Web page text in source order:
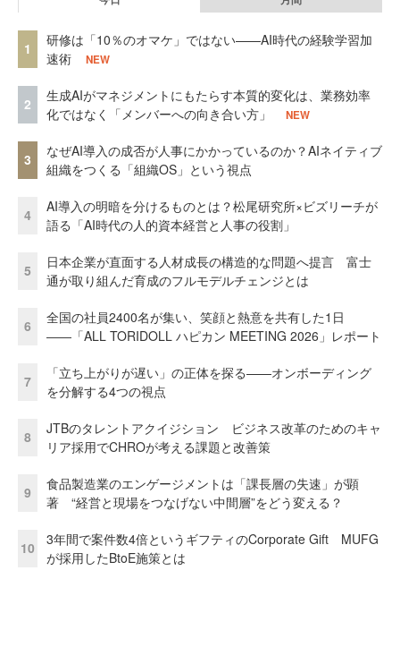
1
研修は「10％のオマケ」ではない——AI時代の経験学習加
速術
NEW
2
生成AIがマネジメントにもたらす本質的変化は、業務効率
化ではなく「メンバーへの向き合い方」
NEW
3
なぜAI導入の成否が人事にかかっているのか？AIネイティブ
組織をつくる「組織OS」という視点
4
AI導入の明暗を分けるものとは？松尾研究所×ビズリーチが
語る「AI時代の人的資本経営と人事の役割」
5
日本企業が直面する人材成長の構造的な問題へ提言 富士
通が取り組んだ育成のフルモデルチェンジとは
6
全国の社員2400名が集い、笑顔と熱意を共有した1日
――「ALL TORIDOLL ハピカン MEETING 2026」レポート
7
「立ち上がりが遅い」の正体を探る——オンボーディング
を分解する4つの視点
8
JTBのタレントアクイジション ビジネス改革のためのキャ
リア採用でCHROが考える課題と改善策
9
食品製造業のエンゲージメントは「課長層の失速」が顕
著 “経営と現場をつなげない中間層”をどう変える？
10
3年間で案件数4倍というギフティのCorporate Gift MUFG
が採用したBtoE施策とは